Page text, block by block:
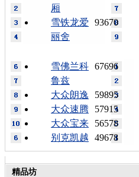
厢
93670
雪铁龙爱
丽舍
67696
雪佛兰科
鲁兹
59895
大众朗逸
57915
大众速腾
56578
大众宝来
49678
别克凯越
精品坊